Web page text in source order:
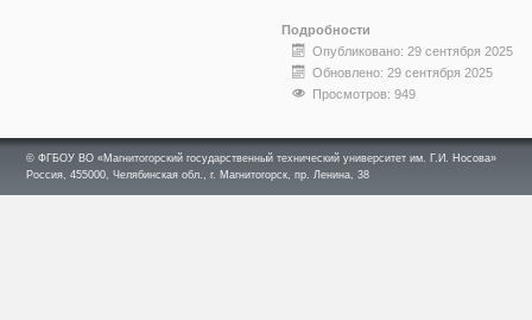
Подробности
Опубликовано: 29 сентября 2025
Обновлено: 29 сентября 2025
Просмотров: 949
© ФГБОУ ВО «Магнитогорский государственный технический университет им. Г.И. Носова»
Россия, 455000, Челябинская обл., г. Магнитогорск, пр. Ленина, 38